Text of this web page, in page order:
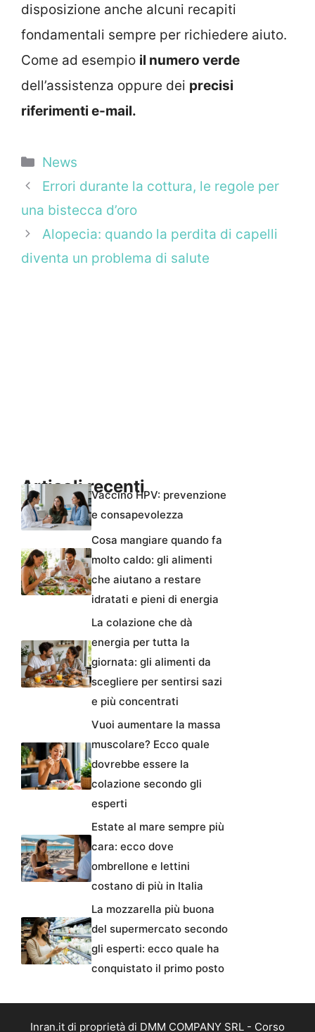
disposizione anche alcuni recapiti
fondamentali sempre per richiedere aiuto.
Come ad esempio il numero verde
dell’assistenza oppure dei precisi
riferimenti e-mail.
Categorie
News
Errori durante la cottura, le regole per
una bistecca d’oro
Alopecia: quando la perdita di capelli
diventa un problema di salute
Articoli recentiVaccino HPV: prevenzione
e consapevolezza
Cosa mangiare quando fa
molto caldo: gli alimenti
che aiutano a restare
idratati e pieni di energia
La colazione che dà
energia per tutta la
giornata: gli alimenti da
scegliere per sentirsi sazi
e più concentrati
Vuoi aumentare la massa
muscolare? Ecco quale
dovrebbe essere la
colazione secondo gli
esperti
Estate al mare sempre più
cara: ecco dove
ombrellone e lettini
costano di più in Italia
La mozzarella più buona
del supermercato secondo
gli esperti: ecco quale ha
conquistato il primo posto
Inran.it di proprietà di DMM COMPANY SRL - Corso